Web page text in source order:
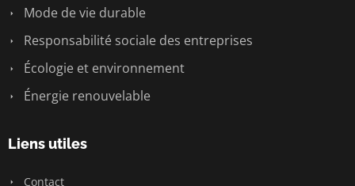
Mode de vie durable
Responsabilité sociale des entreprises
Écologie et environnement
Énergie renouvelable
Liens utiles
Contact